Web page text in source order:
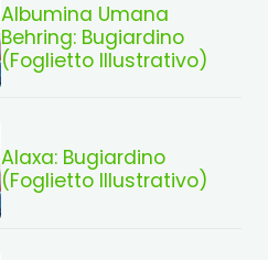
Albumina Umana
Behring: Bugiardino
(Foglietto Illustrativo)
Alaxa: Bugiardino
(Foglietto Illustrativo)